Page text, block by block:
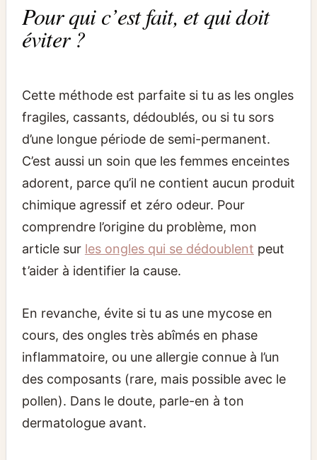
Pour qui c’est fait, et qui doit
éviter ?
Cette méthode est parfaite si tu as les ongles
fragiles, cassants, dédoublés, ou si tu sors
d’une longue période de semi-permanent.
C’est aussi un soin que les femmes enceintes
adorent, parce qu’il ne contient aucun produit
chimique agressif et zéro odeur. Pour
comprendre l’origine du problème, mon
article sur les ongles qui se dédoublent peut
t’aider à identifier la cause.
En revanche, évite si tu as une mycose en
cours, des ongles très abîmés en phase
inflammatoire, ou une allergie connue à l’un
des composants (rare, mais possible avec le
pollen). Dans le doute, parle-en à ton
dermatologue avant.